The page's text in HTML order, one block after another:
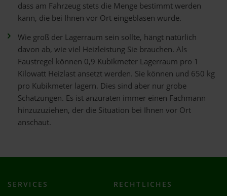
dass am Fahrzeug stets die Menge bestimmt werden
kann, die bei Ihnen vor Ort eingeblasen wurde.
Wie groß der Lagerraum sein sollte, hängt natürlich
davon ab, wie viel Heizleistung Sie brauchen. Als
Faustregel können 0,9 Kubikmeter Lagerraum pro 1
Kilowatt Heizlast ansetzt werden. Sie können und 650 kg
pro Kubikmeter lagern. Dies sind aber nur grobe
Schätzungen. Es ist anzuraten immer einen Fachmann
hinzuzuziehen, der die Situation bei Ihnen vor Ort
anschaut.
SERVICES RECHTLICHES